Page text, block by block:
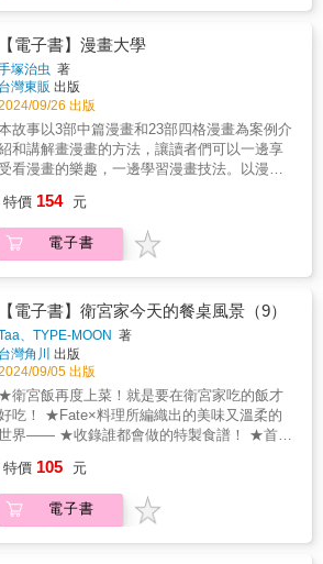
【電子書】漫畫大學
塚治虫 著
台灣東販 出版
09/26 出版
故事以3部中篇漫畫和23部四格漫畫為案例介
和講解畫漫畫的方法，讓讀者們可以一邊享
看漫畫的樂趣，一邊學習漫畫技法。以漫畫
具的使用方法等，故事便從這裏開始了。最初
故事是以南北戰爭時期的美國為背景的西部
劇，由曾在《手槍天使》中登場過的怪物扮演
望的錢包展開。之後則是繼續引用《小馬日
》等四格漫畫為案例講解，最後，健一、胡
子老爹和洛克等巨星齊聚一堂，演繹驚險漫畫
事。
特價 154 元
電子書
【電子書】衛宮家今天的餐桌風景（9）
、TYPE-MOON 著
台灣角川 出版
09/05 出版
★衛宮飯再度上菜！就是要在衛宮家吃的飯才
吃！ ★Fate×料理所編織出的美味又溫柔的
界—— ★收錄誰都會做的特製食譜！ ★首刷
品)點綴每天的生活，讓人怎麼吃都吃不膩的美
料理。 由「Fate/stay night」的主角衛宮士
郎親手做的衛宮飯再度上菜囉，這次又有哪些
特價 105 元
電子書